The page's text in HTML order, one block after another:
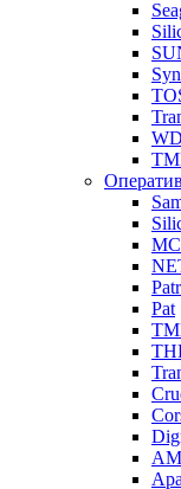
WD
Pat